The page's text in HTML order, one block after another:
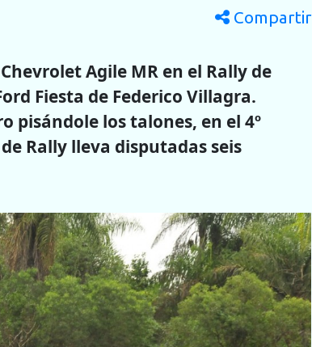
Compartir
Agile MR en el Rally de
Fiesta de Federico Villagra.
pisándole los talones, en el 4º
Rally lleva disputadas seis